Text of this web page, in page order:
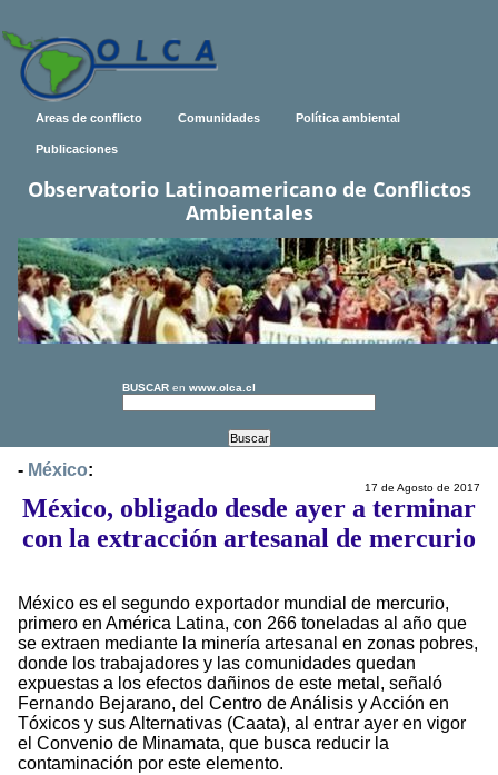
Areas de conflicto Comunidades Política ambiental
Publicaciones
Observatorio Latinoamericano de Conflictos
Ambientales
BUSCAR en www.olca.cl
- México:
17 de Agosto de 2017
México, obligado desde ayer a terminar
con la extracción artesanal de mercurio
México es el segundo exportador mundial de mercurio,
primero en América Latina, con 266 toneladas al año que
se extraen mediante la minería artesanal en zonas pobres,
donde los trabajadores y las comunidades quedan
expuestas a los efectos dañinos de este metal, señaló
Fernando Bejarano, del Centro de Análisis y Acción en
Tóxicos y sus Alternativas (Caata), al entrar ayer en vigor
el Convenio de Minamata, que busca reducir la
contaminación por este elemento.